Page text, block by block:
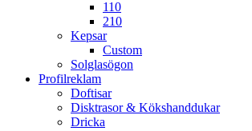
110
210
Kepsar
Custom
Solglasögon
Profilreklam
Doftisar
Disktrasor & Kökshanddukar
Dricka